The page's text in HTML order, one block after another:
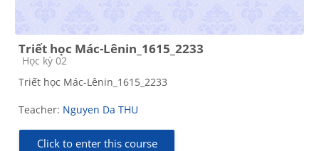
Triết học Mác-Lênin_1615_2233
Course category
Học kỳ 02
Triết học Mác-Lênin_1615_2233
Teacher: Nguyen Da THU
Click to enter this course